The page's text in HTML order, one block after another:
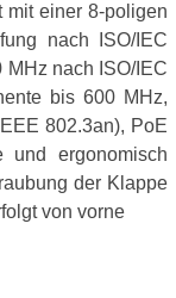
mit einer 8-poligen
nach ISO/IEC
MHz nach ISO/IEC
bis 600 MHz,
802.3an), PoE
und ergonomisch
der Klappe
von vorne